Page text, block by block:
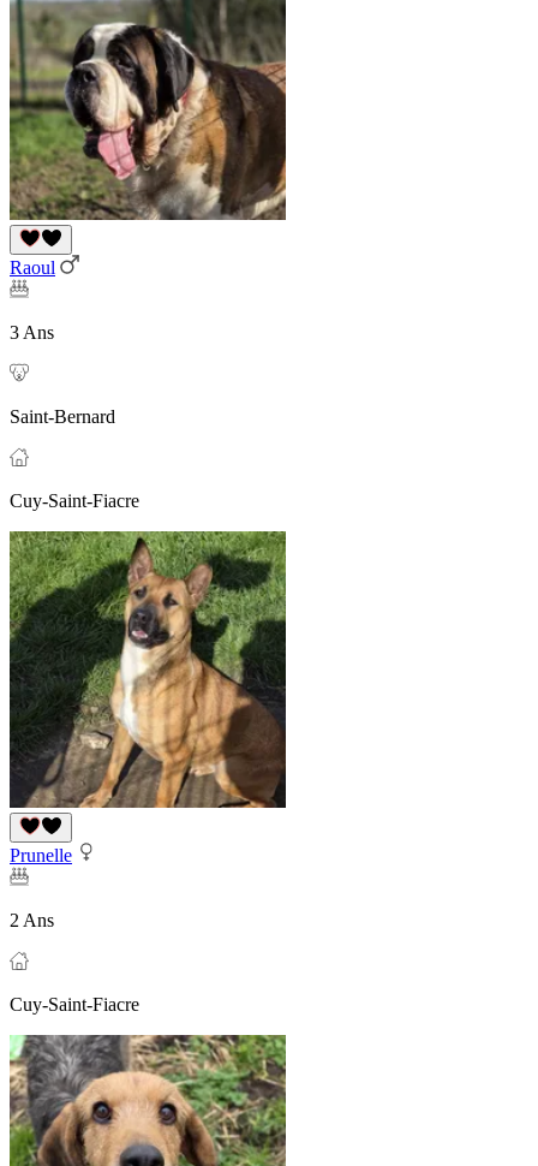
Raoul
3 Ans
Saint-Bernard
Cuy-Saint-Fiacre
Prunelle
2 Ans
Cuy-Saint-Fiacre